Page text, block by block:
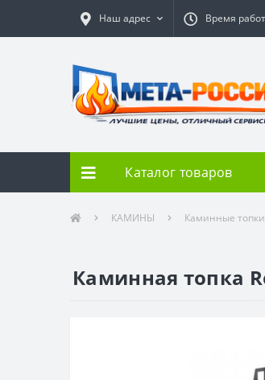
Наш адрес Время
Каталог товаров
КАМИНЫ Каминные топки
Каминная топка